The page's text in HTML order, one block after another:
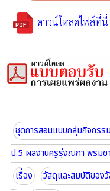
ดาวน์โหลดไฟล์ที่นี่
ชุดการสอนแบบกลุ่มกิจกรร
ป.5 ผลงานครูรุ่งณภา พรมช
เรื่อง
วัสดุและสมบัติของ